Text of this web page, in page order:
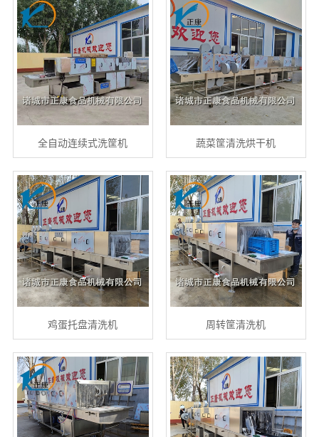
全自动连续式洗筐机 蔬菜筐清洗烘干机
鸡蛋托盘清洗机 周转筐清洗机